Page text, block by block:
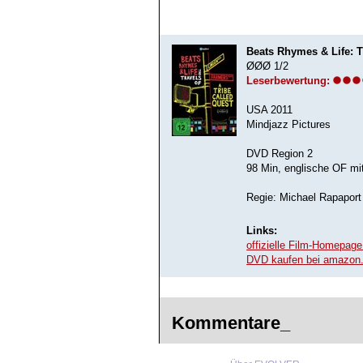
Beats Rhymes & Life:
ØØØ 1/2
Leserbewertung:
USA 2011
Mindjazz Pictures
DVD Region 2
98 Min, englische OF
Regie: Michael Rapaport
Links:
offizielle Film-
DVD kaufen bei
Kommentare_